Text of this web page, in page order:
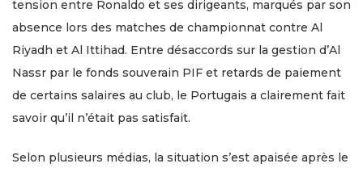
tension entre Ronaldo et ses dirigeants, marqués par son
absence lors des matches de championnat contre Al
Riyadh et Al Ittihad. Entre désaccords sur la gestion d’Al
Nassr par le fonds souverain PIF et retards de paiement
de certains salaires au club, le Portugais a clairement fait
savoir qu’il n’était pas satisfait.
Selon plusieurs médias, la situation s’est apaisée après le